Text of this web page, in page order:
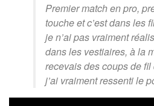
Premier match en pro,
touche et c’est dans les
je n’ai pas vraiment
dans les vestiaires, à la
recevais des coups de
j’ai vraiment ressenti le